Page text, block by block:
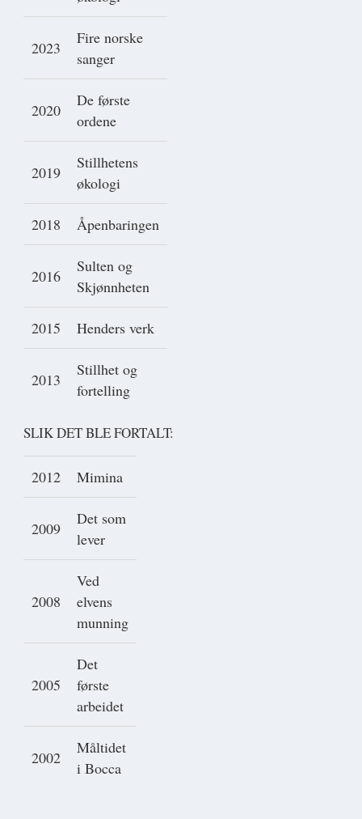
2023
Fire norske
sanger
2020
De første
ordene
2019
Stillhetens
økologi
2018 Åpenbaringen
2016
Sulten og
Skjønnheten
2015 Henders verk
2013
Stillhet og
fortelling
SLIK DET BLE FORTALT:
2012 Mimina
2009
Det som
lever
2008
Ved
elvens
munning
2005
Det
første
arbeidet
2002
Måltidet
i Bocca